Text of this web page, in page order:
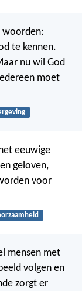
woorden:
te kennen.
nu wil God
moet
eeuwige
geloven,
voor
mensen met
volgen en
zorgt er